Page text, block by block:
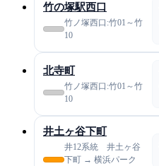
竹の塚駅西口
竹ノ塚西口:竹01～竹
10
北寺町
竹ノ塚西口:竹01～竹
10
井土ヶ谷下町
井12系統 井土ヶ谷
下町 → 横浜パーク